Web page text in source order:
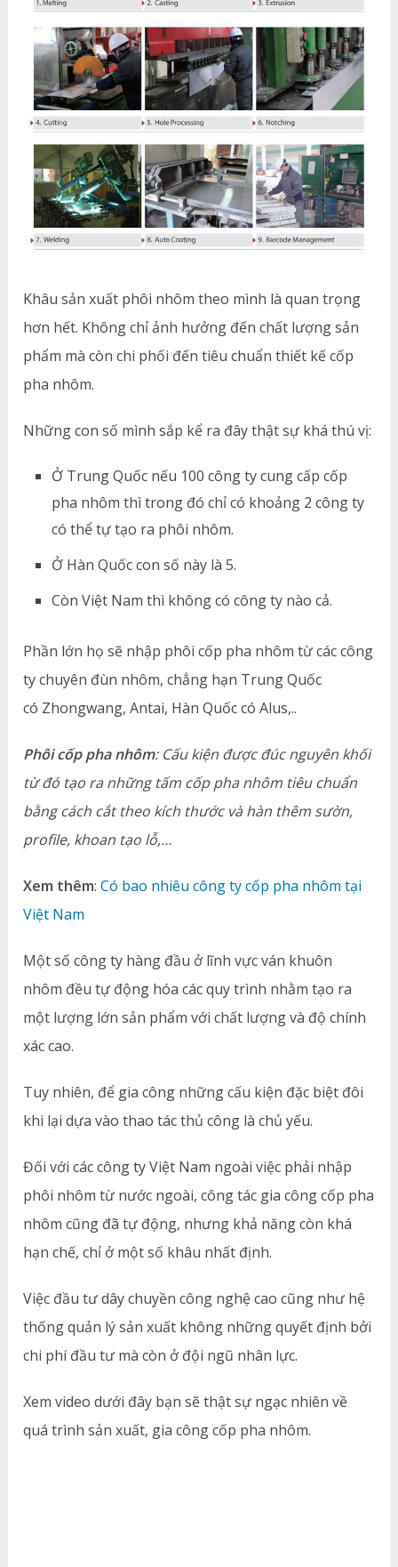
Khâu sản xuất phôi nhôm theo mình là quan trọng
hơn hết. Không chỉ ảnh hưởng đến chất lượng sản
phẩm mà còn chi phối đến tiêu chuẩn thiết kế cốp
pha nhôm.
Những con số mình sắp kể ra đây thật sự khá thú vị:
Ở Trung Quốc nếu 100 công ty cung cấp cốp
pha nhôm thì trong đó chỉ có khoảng 2 công ty
có thể tự tạo ra phôi nhôm.
Ở Hàn Quốc con số này là 5.
Còn Việt Nam thì không có công ty nào cả.
Phần lớn họ sẽ nhập phôi cốp pha nhôm từ các công
ty chuyên đùn nhôm, chẳng hạn Trung Quốc
có Zhongwang, Antai, Hàn Quốc có Alus,..
Phôi cốp pha nhôm: Cấu kiện được đúc nguyên khối
từ đó tạo ra những tấm cốp pha nhôm tiêu chuẩn
bằng cách cắt theo kích thước và hàn thêm sườn,
profile, khoan tạo lỗ,…
Xem thêm:Có bao nhiêu công ty cốp pha nhôm tại
Việt Nam
Một số công ty hàng đầu ở lĩnh vực ván khuôn
nhôm đều tự động hóa các quy trình nhằm tạo ra
một lượng lớn sản phẩm với chất lượng và độ chính
xác cao.
Tuy nhiên, để gia công những cấu kiện đặc biệt đôi
khi lại dựa vào thao tác thủ công là chủ yếu.
Đối với các công ty Việt Nam ngoài việc phải nhập
phôi nhôm từ nước ngoài, công tác gia công cốp pha
nhôm cũng đã tự động, nhưng khả năng còn khá
hạn chế, chỉ ở một số khâu nhất định.
Việc đầu tư dây chuyền công nghệ cao cũng như hệ
thống quản lý sản xuất không những quyết định bởi
chi phí đầu tư mà còn ở đội ngũ nhân lực.
Xem video dưới đây bạn sẽ thật sự ngạc nhiên về
quá trình sản xuất, gia công cốp pha nhôm.